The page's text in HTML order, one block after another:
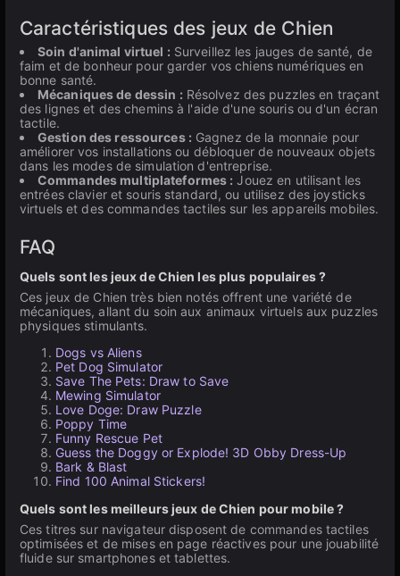
Caractéristiques des jeux de Chien
Soin d'animal virtuel : Surveillez les jauges de santé, de
faim et de bonheur pour garder vos chiens numériques en
bonne santé.
Mécaniques de dessin : Résolvez des puzzles en traçant
des lignes et des chemins à l'aide d'une souris ou d'un écran
tactile.
Gestion des ressources : Gagnez de la monnaie pour
améliorer vos installations ou débloquer de nouveaux objets
dans les modes de simulation d'entreprise.
Commandes multiplateformes : Jouez en utilisant les
entrées clavier et souris standard, ou utilisez des joysticks
virtuels et des commandes tactiles sur les appareils mobiles.
FAQ
Quels sont les jeux de Chien les plus populaires ?
Ces jeux de Chien très bien notés offrent une variété de
mécaniques, allant du soin aux animaux virtuels aux puzzles
physiques stimulants.
Dogs vs Aliens
Pet Dog Simulator
Save The Pets: Draw to Save
Mewing Simulator
Love Doge: Draw Puzzle
Poppy Time
Funny Rescue Pet
Guess the Doggy or Explode! 3D Obby Dress-Up
Bark & Blast
Find 100 Animal Stickers!
Quels sont les meilleurs jeux de Chien pour mobile ?
Ces titres sur navigateur disposent de commandes tactiles
optimisées et de mises en page réactives pour une jouabilité
fluide sur smartphones et tablettes.